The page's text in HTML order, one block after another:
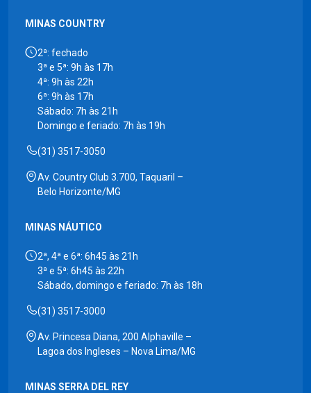
MINAS COUNTRY
2ª: fechado
3ª e 5ª: 9h às 17h
4ª: 9h às 22h
6ª: 9h às 17h
Sábado: 7h às 21h
Domingo e feriado: 7h às 19h
(31) 3517-3050
Av. Country Club 3.700, Taquaril –
Belo Horizonte/MG
MINAS NÁUTICO
2ª, 4ª e 6ª: 6h45 às 21h
3ª e 5ª: 6h45 às 22h
Sábado, domingo e feriado: 7h às 18h
(31) 3517-3000
Av. Princesa Diana, 200 Alphaville –
Lagoa dos Ingleses – Nova Lima/MG
MINAS SERRA DEL REY